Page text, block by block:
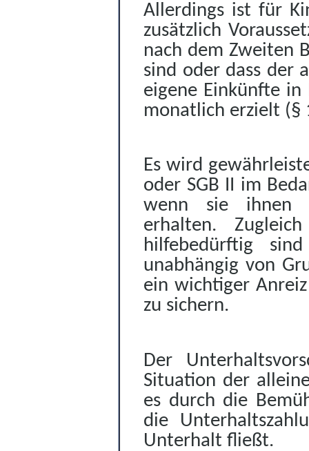
Allerdings ist für
zusätzlich
nach dem Zweiten
sind oder dass der
eigene Einkünfte
monatlich erzielt (§
Es wird
oder SGB II im
wenn sie ihnen
erhalten.
hilfebedürftig
unabhängig von
ein wichtiger
zu sichern.
Der
Situation der
es durch die
die
Unterhalt fließt.